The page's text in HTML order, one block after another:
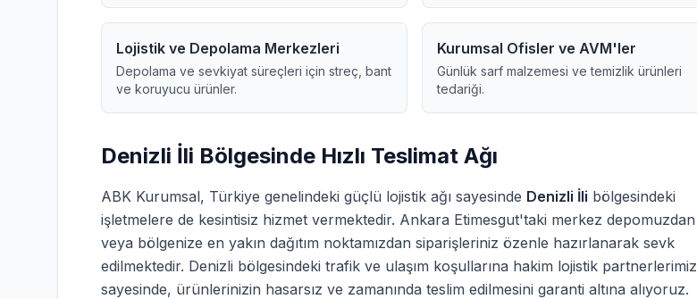
Lojistik ve Depolama Merkezleri
Depolama ve sevkiyat süreçleri için streç, bant
ve koruyucu ürünler.
Kurumsal Ofisler ve AVM'ler
Günlük sarf malzemesi ve temizlik ürünleri
tedariği.
Denizli İli Bölgesinde Hızlı Teslimat Ağı
ABK Kurumsal, Türkiye genelindeki güçlü lojistik ağı sayesinde Denizli İli bölgesindeki
işletmelere de kesintisiz hizmet vermektedir. Ankara Etimesgut'taki merkez depomuzdan
veya bölgenize en yakın dağıtım noktamızdan siparişleriniz özenle hazırlanarak sevk
edilmektedir. Denizli bölgesindeki trafik ve ulaşım koşullarına hakim lojistik partnerlerimiz
sayesinde, ürünlerinizin hasarsız ve zamanında teslim edilmesini garanti altına alıyoruz.